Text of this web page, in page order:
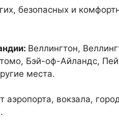
безопасных и
Веллингтон,
Бэй-оф-Айландс,
места.
вокзала,